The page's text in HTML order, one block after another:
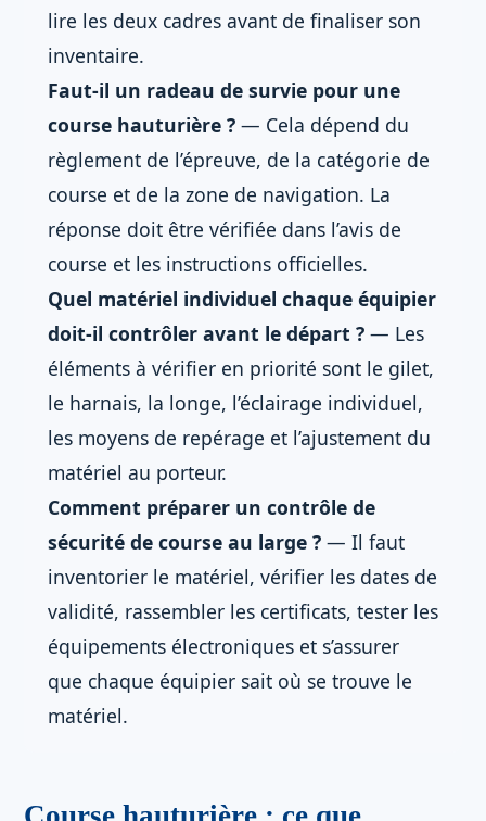
lire les deux cadres avant de finaliser son
inventaire.
Faut-il un radeau de survie pour une
course hauturière ? — Cela dépend du
règlement de l’épreuve, de la catégorie de
course et de la zone de navigation. La
réponse doit être vérifiée dans l’avis de
course et les instructions officielles.
Quel matériel individuel chaque équipier
doit-il contrôler avant le départ ? — Les
éléments à vérifier en priorité sont le gilet,
le harnais, la longe, l’éclairage individuel,
les moyens de repérage et l’ajustement du
matériel au porteur.
Comment préparer un contrôle de
sécurité de course au large ? — Il faut
inventorier le matériel, vérifier les dates de
validité, rassembler les certificats, tester les
équipements électroniques et s’assurer
que chaque équipier sait où se trouve le
matériel.